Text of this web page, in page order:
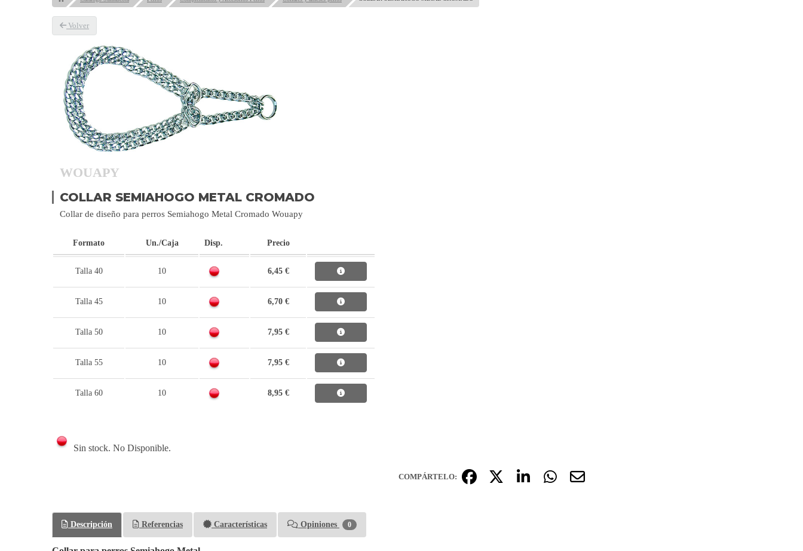
Volver
WOUAPY
COLLAR SEMIAHOGO METAL CROMADO
Collar de diseño para perros Semiahogo Metal Cromado Wouapy
Formato Un./Caja Disp. Precio
Talla 40 10 6,45 €
Talla 45 10 6,70 €
Talla 50 10 7,95 €
Talla 55 10 7,95 €
Talla 60 10 8,95 €
Sin stock. No Disponible.
COMPÁRTELO:
Descripción Referencias Características Opiniones 0